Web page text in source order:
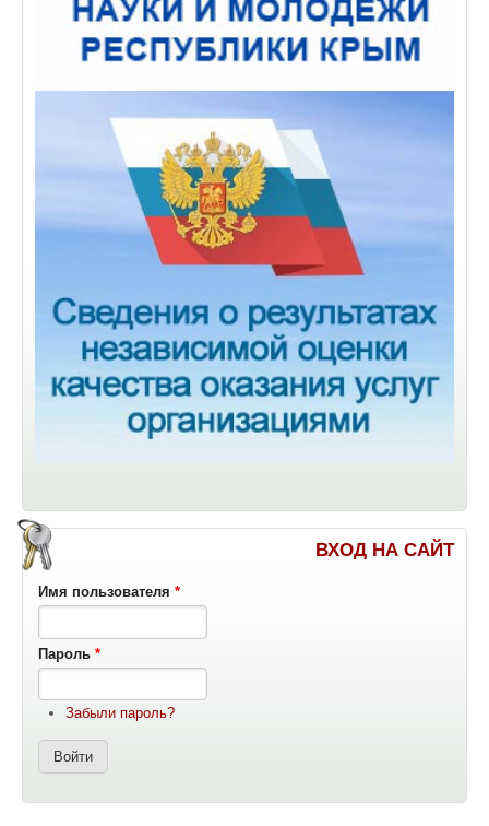
ВХОД НА САЙТ
Имя пользователя *
Пароль *
Забыли пароль?